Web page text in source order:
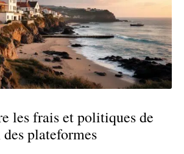
les frais et politiques de
plateformes